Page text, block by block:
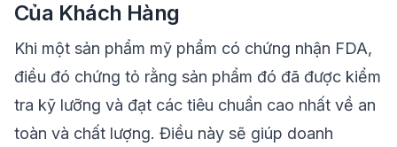
Của Khách Hàng
Khi một sản phẩm mỹ phẩm có chứng nhận FDA,
điều đó chứng tỏ rằng sản phẩm đó đã được kiểm
tra kỹ lưỡng và đạt các tiêu chuẩn cao nhất về an
toàn và chất lượng. Điều này sẽ giúp doanh